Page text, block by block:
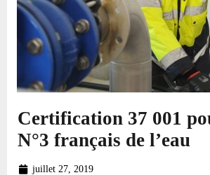
Certification 37 001
N°3 français de l’eau
juillet 27, 2019